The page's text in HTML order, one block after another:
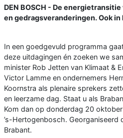
DEN BOSCH - De
en gedragsveranderingen. Ook in
In een goedgevuld programma
deze uitdagingen én zoeken we
minister Rob Jetten van Klimaat &
Victor Lamme en ondernemers
Koornstra als plenaire sprekers
en leerzame dag. Staat u als
Kom dan op donderdag 20
’s-Hertogenbosch.
Brabant.